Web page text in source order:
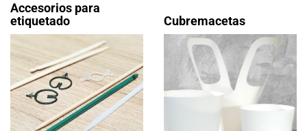
Accesorios para
etiquetado
Cubremacetas